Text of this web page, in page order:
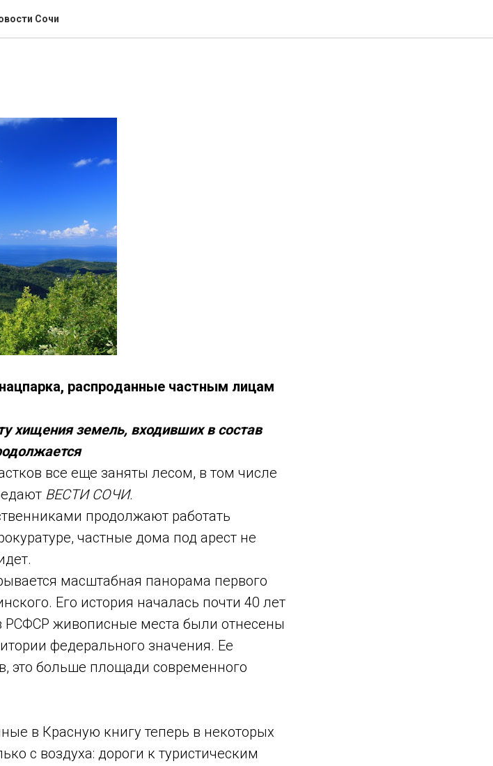
Сочи
распроданные частным лицам
хищения земель, входивших в состав
все еще заняты лесом, в том числе
ВЕСТИ СОЧИ.
продолжают работать
частные дома под арест не
масштабная панорама первого
Его история началась почти 40 лет
живописные места были отнесены
федерального значения. Ее
это больше площади современного
в Красную книгу теперь в некоторых
с воздуха: дороги к туристическим